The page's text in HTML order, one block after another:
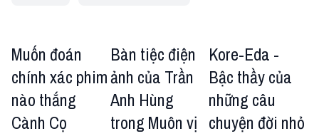
Muốn đoán
chính xác phim
nào thắng
Cành Cọ
Bàn tiệc điện
ảnh của Trần
Anh Hùng
trong Muôn vị
Kore-Eda -
Bậc thầy của
những câu
chuyện đời nhỏ